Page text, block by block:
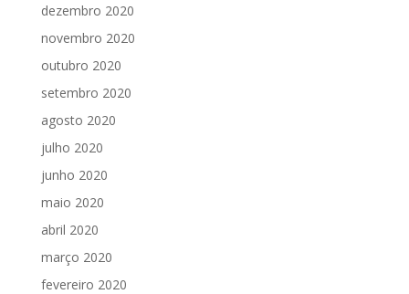
dezembro 2020
novembro 2020
outubro 2020
setembro 2020
agosto 2020
julho 2020
junho 2020
maio 2020
abril 2020
março 2020
fevereiro 2020